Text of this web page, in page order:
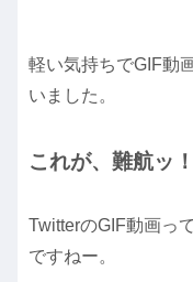
軽い気持ちでGIF動
いました。
これが、難航ッ
TwitterのGIF動画っ
ですねー。